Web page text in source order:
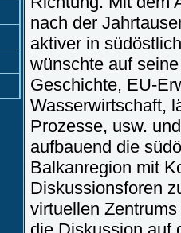
nach der
aktiver in
wünschte auf
Geschichte, EU-
Wasserwirtschaft,
Prozesse, usw.
aufbauend die
Balkanregion mit
Diskussionsforen
virtuellen